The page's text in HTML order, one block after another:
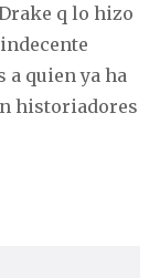
q lo hizo
a quien ya ha
historiadores